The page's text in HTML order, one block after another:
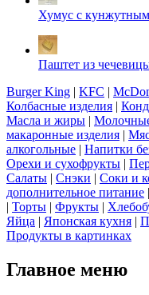
Хумус с
Паштет из
Burger King | KFC |
Колбасные изделия |
Масла и жиры |
макаронные изделия |
алкогольные | Напитки
Орехи и сухофрукты |
Салаты | Снэки | Соки и
дополнительное питание |
| Торты | Фрукты |
Яйца | Японская кухня |
Продукты в картинках
Главное меню